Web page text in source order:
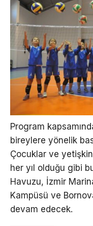
Program
bireylere yönelik
Çocuklar ve
her yıl olduğu gibi
Havuzu, İzmir
Kampüsü ve
devam edecek.